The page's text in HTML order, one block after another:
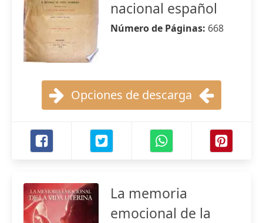
nacional español
Número de Páginas: 668
Opciones de descarga
La memoria
emocional de la